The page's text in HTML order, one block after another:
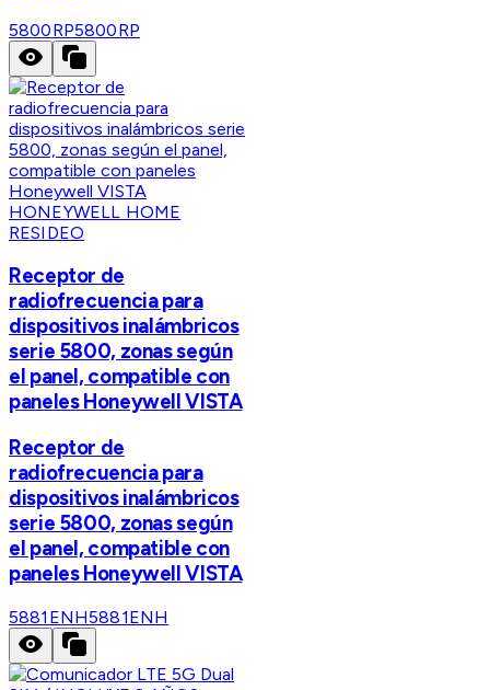
5800RP5800RP
HONEYWELL HOME
RESIDEO
Receptor de
radiofrecuencia para
dispositivos inalámbricos
serie 5800, zonas según
el panel, compatible con
paneles Honeywell VISTA
Receptor de
radiofrecuencia para
dispositivos inalámbricos
serie 5800, zonas según
el panel, compatible con
paneles Honeywell VISTA
5881ENH5881ENH